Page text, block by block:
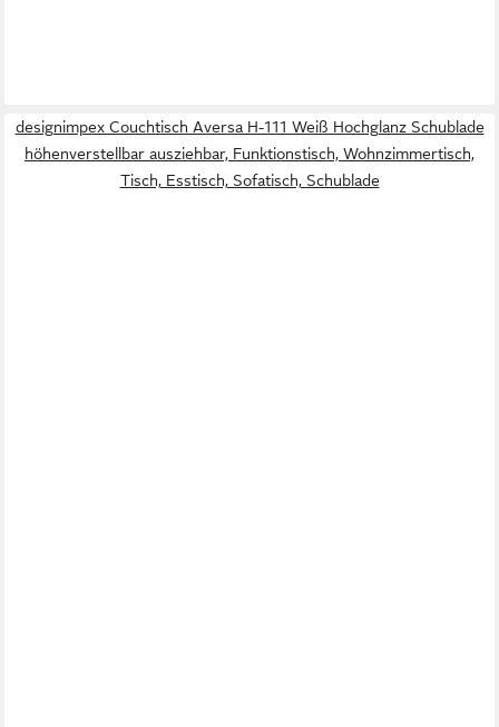
designimpex Couchtisch Aversa H-111 Weiß Hochglanz Schublade
höhenverstellbar ausziehbar, Funktionstisch, Wohnzimmertisch,
Tisch, Esstisch, Sofatisch, Schublade